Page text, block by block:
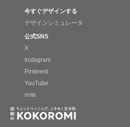
今すぐデザインする
デザインシミュレータ
公式SNS
X
Instagram
Pinterest
YouTube
note